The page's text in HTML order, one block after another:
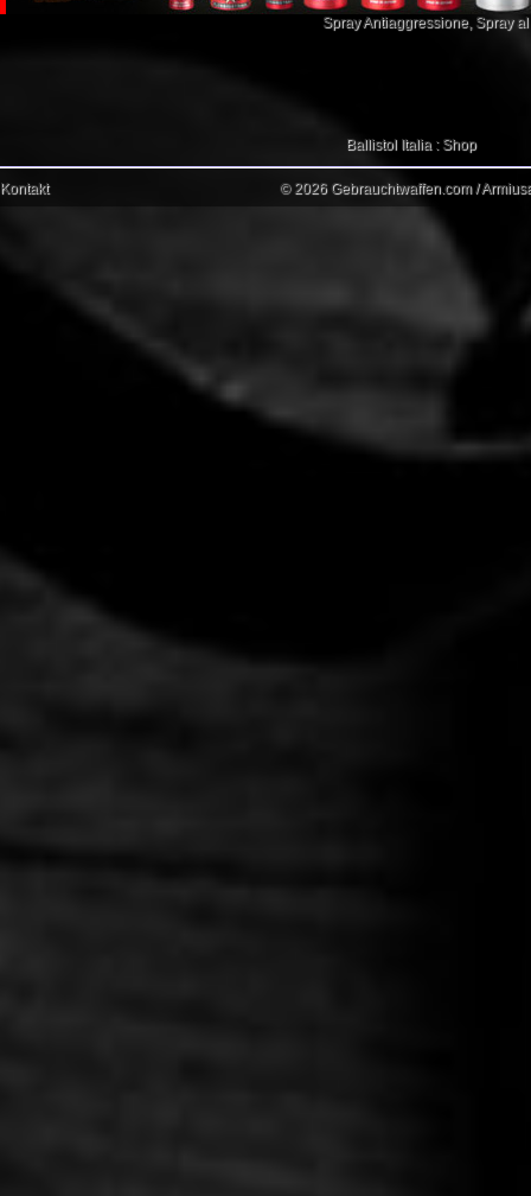
Spray Antiaggressione, Spray
Ballistol Italia : Shop
Kontakt © 2026 Gebrauchtwaffen.com /